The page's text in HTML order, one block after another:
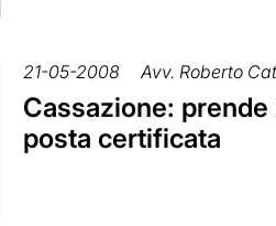
21-05-2008 Avv. Roberto
Cassazione:
posta certificata